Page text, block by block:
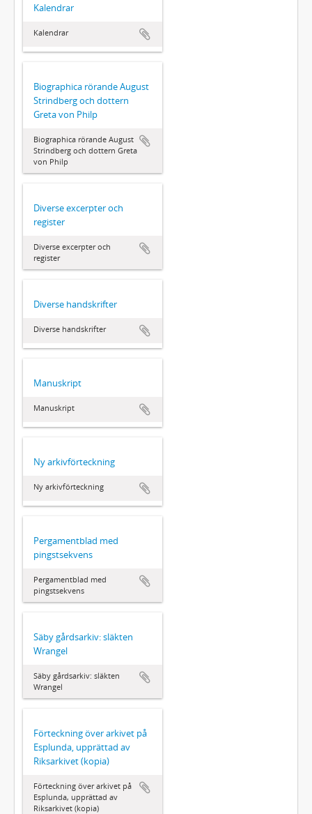
Kalendrar
Kalendrar
Biographica rörande August
Strindberg och dottern
Greta von Philp
Biographica rörande August
Strindberg och dottern Greta
von Philp
Diverse excerpter och
register
Diverse excerpter och
register
Diverse handskrifter
Diverse handskrifter
Manuskript
Manuskript
Ny arkivförteckning
Ny arkivförteckning
Pergamentblad med
pingstsekvens
Pergamentblad med
pingstsekvens
Säby gårdsarkiv: släkten
Wrangel
Säby gårdsarkiv: släkten
Wrangel
Förteckning över arkivet på
Esplunda, upprättad av
Riksarkivet (kopia)
Förteckning över arkivet på
Esplunda, upprättad av
Riksarkivet (kopia)